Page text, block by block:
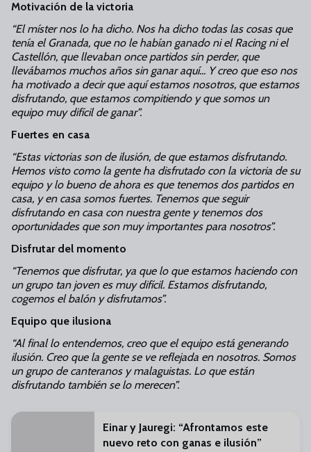
Motivación de la victoria
“El míster nos lo ha dicho. Nos ha dicho todas las cosas que
tenía el Granada, que no le habían ganado ni el Racing ni el
Castellón, que llevaban once partidos sin perder, que
llevábamos muchos años sin ganar aquí... Y creo que eso nos
ha motivado a decir que aquí estamos nosotros, que estamos
disfrutando, que estamos compitiendo y que somos un
equipo muy difícil de ganar”.
Fuertes en casa
“Estas victorias son de ilusión, de que estamos disfrutando.
Hemos visto como la gente ha disfrutado con la victoria de su
equipo y lo bueno de ahora es que tenemos dos partidos en
casa, y en casa somos fuertes. Tenemos que seguir
disfrutando en casa con nuestra gente y tenemos dos
oportunidades que son muy importantes para nosotros”.
Disfrutar del momento
“Tenemos que disfrutar, ya que lo que estamos haciendo con
un grupo tan joven es muy difícil. Estamos disfrutando,
cogemos el balón y disfrutamos”.
Equipo que ilusiona
“Al final lo entendemos, creo que el equipo está generando
ilusión. Creo que la gente se ve reflejada en nosotros. Somos
un grupo de canteranos y malaguistas. Lo que están
disfrutando también se lo merecen”.
Einar y Jauregi: “Afrontamos este
nuevo reto con ganas e ilusión”